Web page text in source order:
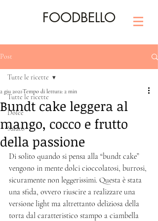
FOODBELLO
Post
Tutte le ricette
Dolce
Salato
Tutte le ricette
Bundt cake leggera al
mango, cocco e frutto
della passione
2 giu 2021Tempo di lettura: 2 min
Di solito quando si pensa alla “bundt cake”
vengono in mente dolci cioccolatosi, burrosi,
sicuramente non leggerissimi. Questa è stata
una sfida, ovvero riuscire a realizzare una
versione light ma altrettanto deliziosa della
torta dal caratteristico stampo a ciambella